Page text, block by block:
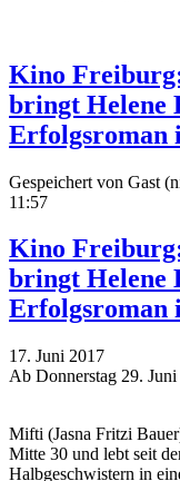
Kino
bringt Helene
Erfolgsroman
Gespeichert von Gast
11:57
Kino
bringt Helene
Erfolgsroman
17. Juni 2017
Ab Donnerstag 29.
Mifti (Jasna Fritzi
Mitte 30 und lebt seit
Halbgeschwistern in